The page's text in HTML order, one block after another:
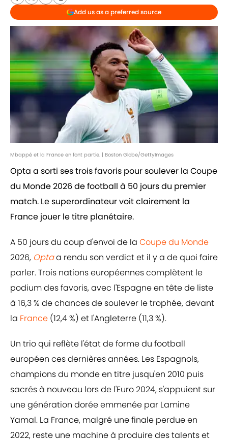
Add us as a preferred source
Mbappé et la France en font partie. | Boston Globe/GettyImages
Opta a sorti ses trois favoris pour soulever la Coupe
du Monde 2026 de football à 50 jours du premier
match. Le superordinateur voit clairement la
France jouer le titre planétaire.
A 50 jours du coup d'envoi de la Coupe du Monde
2026, Optaa rendu son verdict et il y a de quoi faire
parler. Trois nations européennes complètent le
podium des favoris, avec l'Espagne en tête de liste
à 16,3 % de chances de soulever le trophée, devant
la France (12,4 %) et l'Angleterre (11,3 %).
Un trio qui reflète l'état de forme du football
européen ces dernières années. Les Espagnols,
champions du monde en titre jusqu'en 2010 puis
sacrés à nouveau lors de l'Euro 2024, s'appuient sur
une génération dorée emmenée par Lamine
Yamal. La France, malgré une finale perdue en
2022, reste une machine à produire des talents et